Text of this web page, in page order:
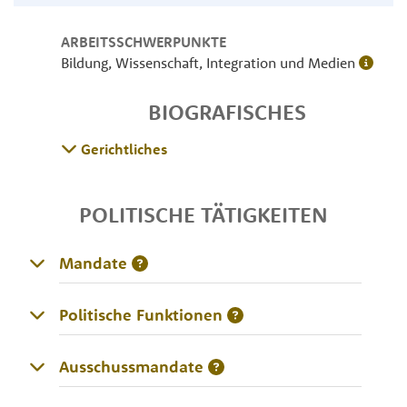
ARBEITSSCHWERPUNKTE
Bildung, Wissenschaft, Integration und Medien
BIOGRAFISCHES
Gerichtliches
POLITISCHE TÄTIGKEITEN
Mandate
Politische Funktionen
Ausschussmandate